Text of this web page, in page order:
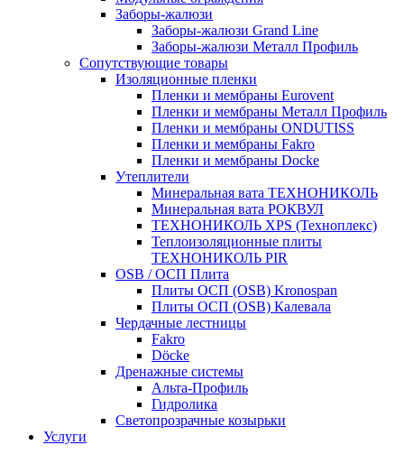
Заборы-жалюзи
Заборы-жалюзи Grand Line
Заборы-жалюзи Металл Профиль
Сопутствующие товары
Изоляционные пленки
Пленки и мембраны Eurovent
Пленки и мембраны Металл Профиль
Пленки и мембраны ONDUTISS
Пленки и мембраны Fakro
Пленки и мембраны Docke
Утеплители
Минеральная вата ТЕХНОНИКОЛЬ
Минеральная вата РОКВУЛ
ТЕХНОНИКОЛЬ XPS (Техноплекс)
Теплоизоляционные плиты
ТЕХНОНИКОЛЬ PIR
OSB / ОСП Плита
Плиты ОСП (OSB) Kronospan
Плиты ОСП (OSB) Калевала
Чердачные лестницы
Fakro
Döcke
Дренажные системы
Альта-Профиль
Гидролика
Светопрозрачные козырьки
Услуги